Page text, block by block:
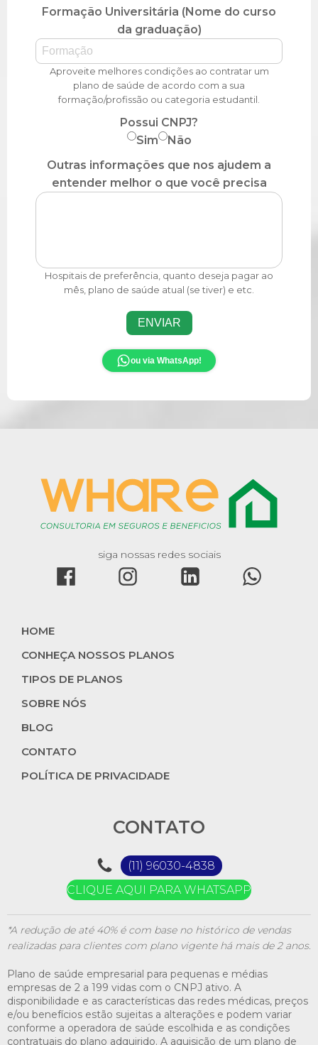
Formação Universitária (Nome do curso
da graduação)
Aproveite melhores condições ao contratar um
plano de saúde de acordo com a sua
formação/profissão ou categoria estudantil.
Possui CNPJ?
Sim
Não
Outras informações que nos ajudem a
entender melhor o que você precisa
Hospitais de preferência, quanto deseja pagar ao
mês, plano de saúde atual (se tiver) e etc.
ENVIAR
ou via WhatsApp!
siga nossas redes sociais
HOME
CONHEÇA NOSSOS PLANOS
TIPOS DE PLANOS
SOBRE NÓS
BLOG
CONTATO
POLÍTICA DE PRIVACIDADE
CONTATO
(11) 96030-4838
CLIQUE AQUI PARA WHATSAPP
*A redução de até 40% é com base no histórico de vendas
realizadas para clientes com plano vigente há mais de 2 anos.
Plano de saúde empresarial para pequenas e médias
empresas de 2 a 199 vidas com o CNPJ ativo. A
disponibilidade e as características das redes médicas, preços
e/ou benefícios estão sujeitas a alterações e podem variar
conforme a operadora de saúde escolhida e as condições
contratuais do plano adquirido. A aquisição de um plano de